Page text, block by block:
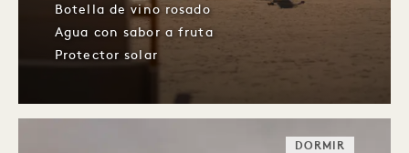
Botella de vino rosado
Agua con sabor a fruta
Protector solar
DORMIR